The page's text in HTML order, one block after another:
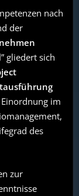
nach
der
gliedert sich
im
des
zur